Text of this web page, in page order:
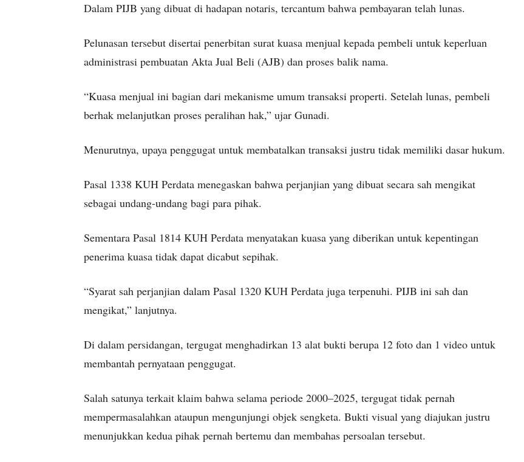
Dalam PIJB yang dibuat di hadapan notaris, tercantum bahwa pembayaran telah lunas.
Pelunasan tersebut disertai penerbitan surat kuasa menjual kepada pembeli untuk keperluan
administrasi pembuatan Akta Jual Beli (AJB) dan proses balik nama.
“Kuasa menjual ini bagian dari mekanisme umum transaksi properti. Setelah lunas, pembeli
berhak melanjutkan proses peralihan hak,” ujar Gunadi.
Menurutnya, upaya penggugat untuk membatalkan transaksi justru tidak memiliki dasar hukum.
Pasal 1338 KUH Perdata menegaskan bahwa perjanjian yang dibuat secara sah mengikat
sebagai undang-undang bagi para pihak.
Sementara Pasal 1814 KUH Perdata menyatakan kuasa yang diberikan untuk kepentingan
penerima kuasa tidak dapat dicabut sepihak.
“Syarat sah perjanjian dalam Pasal 1320 KUH Perdata juga terpenuhi. PIJB ini sah dan
mengikat,” lanjutnya.
Di dalam persidangan, tergugat menghadirkan 13 alat bukti berupa 12 foto dan 1 video untuk
membantah pernyataan penggugat.
Salah satunya terkait klaim bahwa selama periode 2000–2025, tergugat tidak pernah
mempermasalahkan ataupun mengunjungi objek sengketa. Bukti visual yang diajukan justru
menunjukkan kedua pihak pernah bertemu dan membahas persoalan tersebut.